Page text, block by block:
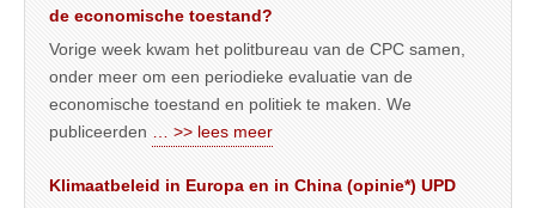
de economische toestand?
Vorige week kwam het politbureau van de CPC samen,
onder meer om een periodieke evaluatie van de
economische toestand en politiek te maken. We
publiceerden … >> lees meer
Klimaatbeleid in Europa en in China (opinie*) UPD